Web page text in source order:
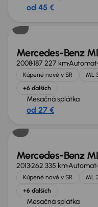
od 45 €
Zlacnené o 1 500 €
Mercedes-Benz
2008187 227 kmAutomat
Kúpené nové v SR ML
+6 ďalších
Mesačná splátka
od 27 €
Mercedes-Benz
2013262 335 kmAutomat
Kúpené nové v SR ML
+6 ďalších
Mesačná splátka